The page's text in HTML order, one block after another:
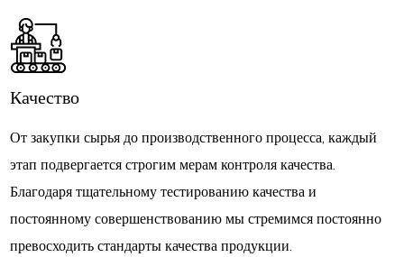
Качество
От закупки сырья до производственного процесса, каждый
этап подвергается строгим мерам контроля качества.
Благодаря тщательному тестированию качества и
постоянному совершенствованию мы стремимся постоянно
превосходить стандарты качества продукции.